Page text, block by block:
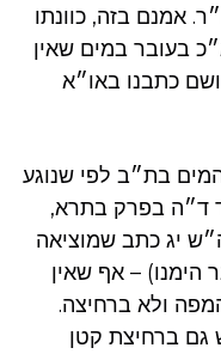
אמנם בזה, כוונתו
בעובר במים שאין
כתבנו באו״א
בת״ב לפי שנוגע
ד״ה בפרק בתרא,
יג כתב שמוציאה
הימנו) – אף שאין
ולא ברחיצה.
ברחיצת קטן